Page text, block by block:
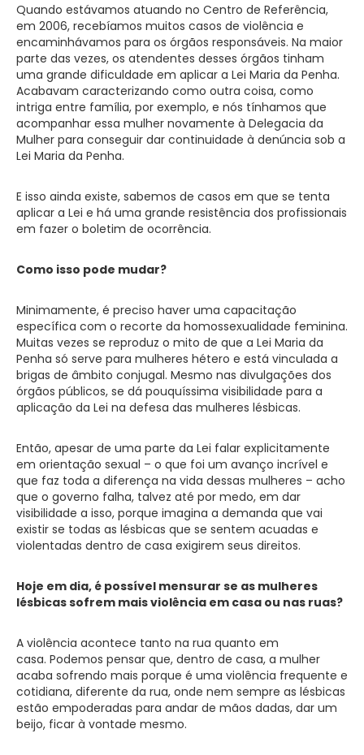
Quando estávamos atuando no Centro de Referência,
em 2006, recebíamos muitos casos de violência e
encaminhávamos para os órgãos responsáveis. Na maior
parte das vezes, os atendentes desses órgãos tinham
uma grande dificuldade em aplicar a Lei Maria da Penha.
Acabavam caracterizando como outra coisa, como
intriga entre família, por exemplo, e nós tínhamos que
acompanhar essa mulher novamente à Delegacia da
Mulher para conseguir dar continuidade à denúncia sob a
Lei Maria da Penha.
E isso ainda existe, sabemos de casos em que se tenta
aplicar a Lei e há uma grande resistência dos profissionais
em fazer o boletim de ocorrência.
Como isso pode mudar?
Minimamente, é preciso haver uma capacitação
específica com o recorte da homossexualidade feminina.
Muitas vezes se reproduz o mito de que a Lei Maria da
Penha só serve para mulheres hétero e está vinculada a
brigas de âmbito conjugal. Mesmo nas divulgações dos
órgãos públicos, se dá pouquíssima visibilidade para a
aplicação da Lei na defesa das mulheres lésbicas.
Então, apesar de uma parte da Lei falar explicitamente
em orientação sexual – o que foi um avanço incrível e
que faz toda a diferença na vida dessas mulheres – acho
que o governo falha, talvez até por medo, em dar
visibilidade a isso, porque imagina a demanda que vai
existir se todas as lésbicas que se sentem acuadas e
violentadas dentro de casa exigirem seus direitos.
Hoje em dia, é possível mensurar se as mulheres
lésbicas sofrem mais violência em casa ou nas ruas?
A violência acontece tanto na rua quanto em
casa. Podemos pensar que, dentro de casa, a mulher
acaba sofrendo mais porque é uma violência frequente e
cotidiana, diferente da rua, onde nem sempre as lésbicas
estão empoderadas para andar de mãos dadas, dar um
beijo, ficar à vontade mesmo.